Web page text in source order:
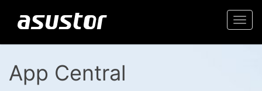
App Central